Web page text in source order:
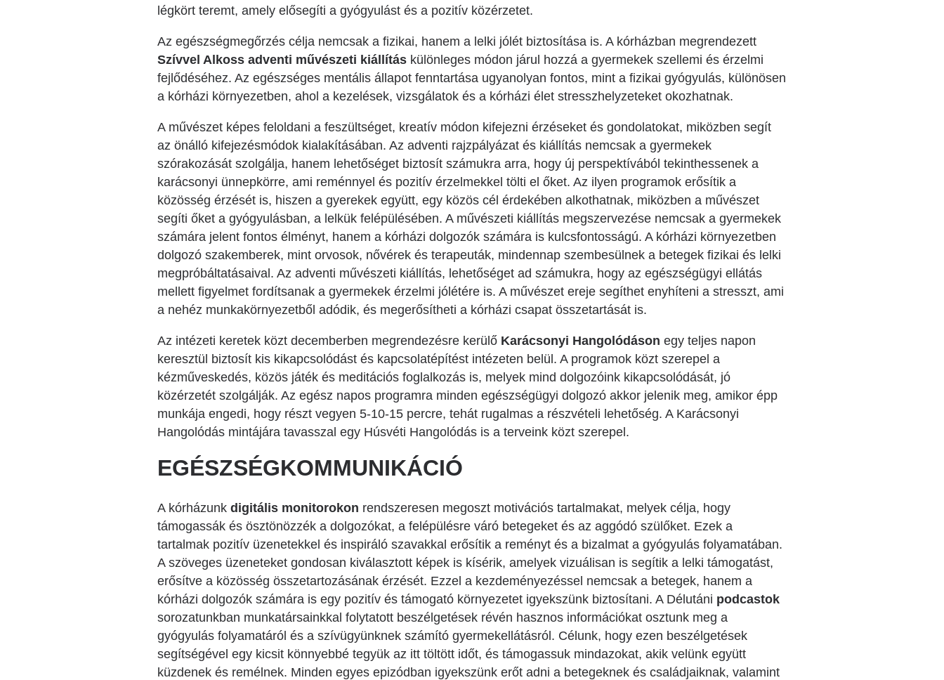
légkört teremt, amely elősegíti a gyógyulást és a pozitív közérzetet.
Az egészségmegőrzés célja nemcsak a fizikai, hanem a lelki jólét biztosítása is. A kórházban megrendezett
Szívvel Alkoss adventi művészeti kiállítás különleges módon járul hozzá a gyermekek szellemi és érzelmi
fejlődéséhez. Az egészséges mentális állapot fenntartása ugyanolyan fontos, mint a fizikai gyógyulás, különösen
a kórházi környezetben, ahol a kezelések, vizsgálatok és a kórházi élet stresszhelyzeteket okozhatnak.
A művészet képes feloldani a feszültséget, kreatív módon kifejezni érzéseket és gondolatokat, miközben segít
az önálló kifejezésmódok kialakításában. Az adventi rajzpályázat és kiállítás nemcsak a gyermekek
szórakozását szolgálja, hanem lehetőséget biztosít számukra arra, hogy új perspektívából tekinthessenek a
karácsonyi ünnepkörre, ami reménnyel és pozitív érzelmekkel tölti el őket. Az ilyen programok erősítik a
közösség érzését is, hiszen a gyerekek együtt, egy közös cél érdekében alkothatnak, miközben a művészet
segíti őket a gyógyulásban, a lelkük felépülésében. A művészeti kiállítás megszervezése nemcsak a gyermekek
számára jelent fontos élményt, hanem a kórházi dolgozók számára is kulcsfontosságú. A kórházi környezetben
dolgozó szakemberek, mint orvosok, nővérek és terapeuták, mindennap szembesülnek a betegek fizikai és lelki
megpróbáltatásaival. Az adventi művészeti kiállítás, lehetőséget ad számukra, hogy az egészségügyi ellátás
mellett figyelmet fordítsanak a gyermekek érzelmi jólétére is. A művészet ereje segíthet enyhíteni a stresszt, ami
a nehéz munkakörnyezetből adódik, és megerősítheti a kórházi csapat összetartását is.
Az intézeti keretek közt decemberben megrendezésre kerülő Karácsonyi Hangolódáson egy teljes napon
keresztül biztosít kis kikapcsolódást és kapcsolatépítést intézeten belül. A programok közt szerepel a
kézműveskedés, közös játék és meditációs foglalkozás is, melyek mind dolgozóink kikapcsolódását, jó
közérzetét szolgálják. Az egész napos programra minden egészségügyi dolgozó akkor jelenik meg, amikor épp
munkája engedi, hogy részt vegyen 5-10-15 percre, tehát rugalmas a részvételi lehetőség. A Karácsonyi
Hangolódás mintájára tavasszal egy Húsvéti Hangolódás is a terveink közt szerepel.
EGÉSZSÉGKOMMUNIKÁCIÓ
A kórházunk digitális monitorokon rendszeresen megoszt motivációs tartalmakat, melyek célja, hogy
támogassák és ösztönözzék a dolgozókat, a felépülésre váró betegeket és az aggódó szülőket. Ezek a
tartalmak pozitív üzenetekkel és inspiráló szavakkal erősítik a reményt és a bizalmat a gyógyulás folyamatában.
A szöveges üzeneteket gondosan kiválasztott képek is kísérik, amelyek vizuálisan is segítik a lelki támogatást,
erősítve a közösség összetartozásának érzését. Ezzel a kezdeményezéssel nemcsak a betegek, hanem a
kórházi dolgozók számára is egy pozitív és támogató környezetet igyekszünk biztosítani. A Délutáni podcastok
sorozatunkban munkatársainkkal folytatott beszélgetések révén hasznos információkat osztunk meg a
gyógyulás folyamatáról és a szívügyünknek számító gyermekellátásról. Célunk, hogy ezen beszélgetések
segítségével egy kicsit könnyebbé tegyük az itt töltött időt, és támogassuk mindazokat, akik velünk együtt
küzdenek és remélnek. Minden egyes epizódban igyekszünk erőt adni a betegeknek és családjaiknak, valamint